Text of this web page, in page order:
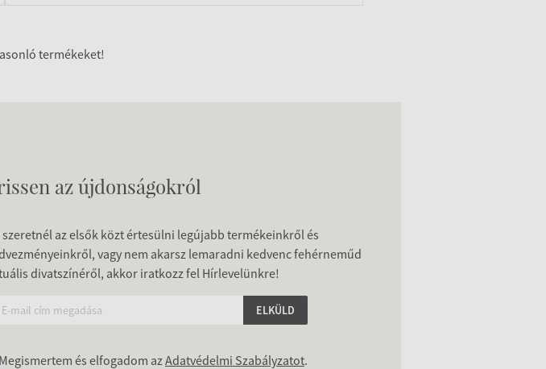
termékeket!
az újdonságokról
szeretnél az elsők közt értesülni legújabb termékeinkről és
vagy nem akarsz lemaradni kedvenc fehérneműd
divatszínéről, akkor iratkozz fel Hírlevelünkre!
ELKÜLD
Megismertem és elfogadom azAdatvédelmi Szabályzatot.